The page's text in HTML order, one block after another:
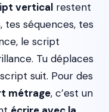
vertical restent
tes séquences, tes
le script
Tu déplaces
suit. Pour des
métrage, c’est un